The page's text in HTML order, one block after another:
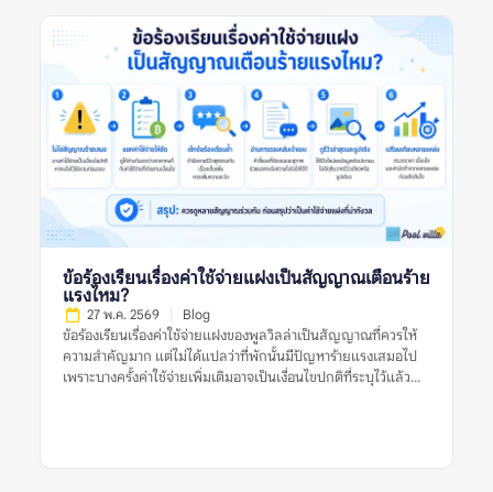
ก่อนตัดสินใจจอง ทำไมควรเปรียบเทียบรีวิวพูลวิลล่าจากหลาย
แหล่ง หมายถึงอะไร? ทำไมควรเปรียบเทียบรีวิวพูลวิลล่าจากหลาย
แหล่ง หมายถึงการนำข้อมูลจากหลายแพลตฟอร์มหรือหลาย
ประกาศไว้หรือไม่ ไม่ใช่ดูรีวิวจากที่เดียวแล้วสรุปทันทีว่าที่พักดีหรือ
ไม่ดี รีวิวแต่ละแหล่งมีจุดแข็งต่างกัน บางแพลตฟอร์มมีรีวิวจากผู้
เข้าพักจริงจำนวนมาก บางแหล่งมีรูปจากผู้ใช้ที่ช่วยยืนยันสภาพ
ปัจจุบัน บางแหล่งมีคอมเมนต์ที่พูดตรง ๆ เกี่ยวกับข้อเสีย เช่น ทาง
เข้ายาก สระไม่สะอาด กฎเสียงเข้มงวด หรือมีค่าใช้จ่ายเพิ่มเติม การ
เปรียบเทียบจึงไม่ได้ทำเพื่อจับผิดที่พัก แต่ทำเพื่อให้เห็นข้อเท็จจริง
รอบด้าน โดยเฉพาะพูลวิลล่าที่มีราคาต่อคืนค่อนข้างสูงและมักจอง
สำหรับหลายคน หากเลือกผิด ผลกระทบจะเกิดกับทั้งกลุ่ม ไม่ใช่แค่
ผู้จองคนเดียว ทำไมเรื่องนี้จึงสำคัญก่อนจองพูลวิลล่า? พูลวิลล่ามี
รายละเอียดมากกว่าที่พักทั่วไป เพราะต้องดูทั้งบ้านทั้งหลัง สระว่าย
น้ำ ห้องนอน ห้องน้ำ ครัว พื้นที่จอดรถ กฎบ้าน และเงื่อนไขค่าใช้จ่าย
หากดูรีวิวจากแหล่งเดียว อาจเห็นเฉพาะมุมที่แหล่งนั้นนำเสนอเด่น
ที่สุด ตัวอย่างเช่น […]
ข้อร้องเรียนเรื่องค่าใช้จ่ายแฝงเป็นสัญญาณเตือนร้าย
แรงไหม?
27 พ.ค. 2569 Blog
ข้อร้องเรียนเรื่องค่าใช้จ่ายแฝงของพูลวิลล่าเป็นสัญญาณที่ควรให้
ความสำคัญมาก แต่ไม่ได้แปลว่าที่พักนั้นมีปัญหาร้ายแรงเสมอไป
เพราะบางครั้งค่าใช้จ่ายเพิ่มเติมอาจเป็นเงื่อนไขปกติที่ระบุไว้แล้ว